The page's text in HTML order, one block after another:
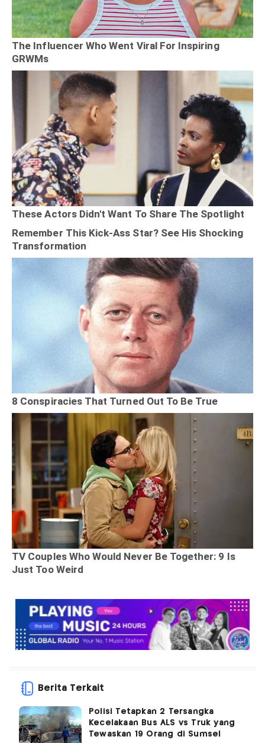
Berita Terkait
Polisi Tetapkan 2 Tersangka
Kecelakaan Bus ALS vs Truk yang
Tewaskan 19 Orang di Sumsel